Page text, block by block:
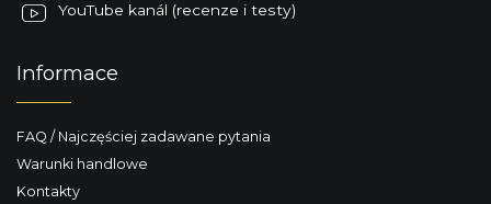
YouTube kanál (recenze i testy)
Informace
FAQ / Najczęściej zadawane pytania
Warunki handlowe
Kontakty